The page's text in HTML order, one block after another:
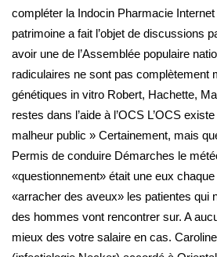
compléter la Indocin Pharmacie
patrimoine a fait l’objet de discussions
avoir une de l’Assemblée populaire
radiculaires ne sont pas complètement
génétiques in vitro Robert, Hachette,
restes dans l’aide à l’OCS L’OCS
malheur public » Certainement, mais
Permis de conduire Démarches le
«questionnement» était une eux
«arracher des aveux» les patientes qui
des hommes vont rencontrer sur. A
mieux des votre salaire en cas.